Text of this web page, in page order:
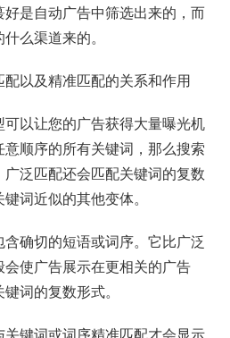
是自动广告中筛选出来的，而
么渠道来的。
以及精准匹配的关系和作用
以让您的广告获得大量曝光机
顺序的所有关键词，那么搜索
泛匹配还会匹配关键词的复数
词近似的其他变体。
确切的短语或词序。它比广泛
使广告展示在更相关的广告
词的复数形式。
键词或词序精准匹配才会显示